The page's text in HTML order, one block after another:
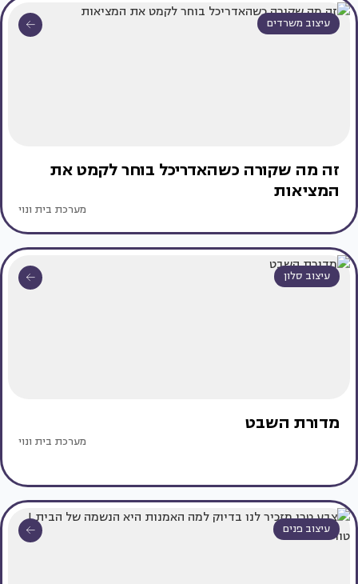
עיצוב משרדים
זה מה שקורה כשהאדריכל בוחר לקמט את
המציאות
מערכת בית ונוי
עיצוב סלון
מדורת השבט
מערכת בית ונוי
עיצוב פנים